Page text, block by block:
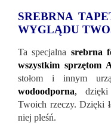
SREBRNA
WYGLĄDU
Ta specjalna srebrna
wszystkim sprzętom
stołom i innym
wodoodporna, dzięki
Twoich rzeczy. Dzięki
niej pleśń.